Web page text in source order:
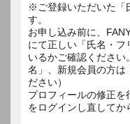
※ご登録いただいた「
す。
お申し込み前に、
にて正しい「氏名・フ
いるかご確認ください
名」、新規会員の方は
ださい）
プロフィールの修正を
をログインし直して